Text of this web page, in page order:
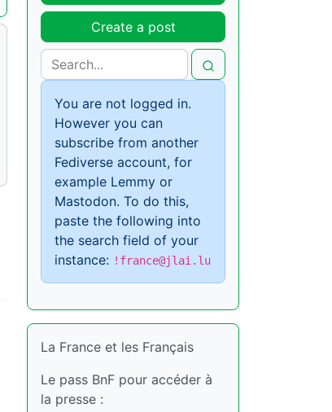
Create a post
You are not logged in.
However you can
subscribe from another
Fediverse account, for
example Lemmy or
Mastodon. To do this,
paste the following into
the search field of your
instance: !france@jlai.lu
La France et les Français
Le pass BnF pour accéder à
la presse :